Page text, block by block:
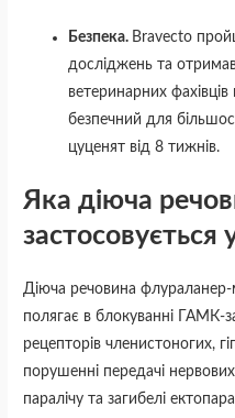
Безпека. Bravecto
досліджень та отримав
ветеринарних
безпечний для
цуценят від 8 тижнів.
Яка діюча
застосовується
Діюча речовина флураланер-
полягає в блокуванні ГАМК-
рецепторів членистоногих,
порушенні передачі
паралічу та загибелі